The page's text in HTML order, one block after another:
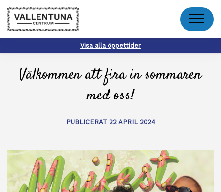
Meny
Visa alla öppettider
Välkommen att fira in sommaren
med oss!
PUBLICERAT 22 APRIL 2024